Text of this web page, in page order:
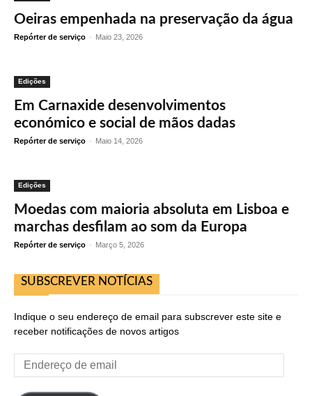
Oeiras empenhada na preservação da água
Repórter de serviço - Maio 23, 2026
Edições
Em Carnaxide desenvolvimentos
económico e social de mãos dadas
Repórter de serviço - Maio 14, 2026
Edições
Moedas com maioria absoluta em Lisboa e
marchas desfilam ao som da Europa
Repórter de serviço - Março 5, 2026
SUBSCREVER NOTÍCIAS
Indique o seu endereço de email para subscrever este site e
receber notificações de novos artigos
Endereço
de
email